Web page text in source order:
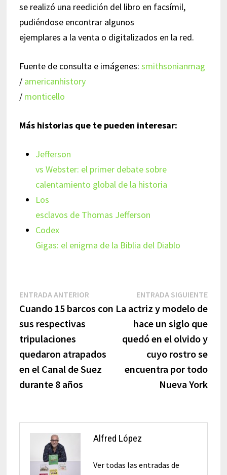
se realizó una reedición del libro en facsímil,
pudiéndose encontrar algunos
ejemplares a la venta o digitalizados en la red.
Fuente de consulta e imágenes: smithsonianmag
/ americanhistory
/ monticello
Más historias que te pueden interesar:
Jefferson
vs Webster: el primer debate sobre
calentamiento global de la historia
Los
esclavos de Thomas Jefferson
Codex
Gigas: el enigma de la Biblia del Diablo
Navegación
de
entradas
ENTRADA ANTERIOREntrada
anterior:
Cuando 15 barcos con
sus respectivas
tripulaciones
quedaron atrapados
en el Canal de Suez
durante 8 años
ENTRADA SIGUIENTE
La actriz y modelo de
hace un siglo que
quedó en el olvido y
cuyo rostro se
encuentra por todo
Nueva York
Alfred López
Ver todas las entradas de